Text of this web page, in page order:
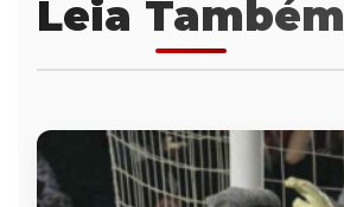
Leia Também